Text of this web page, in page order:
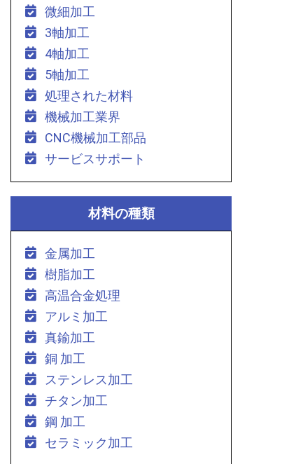
微細加工
3軸加工
4軸加工
5軸加工
処理された材料
機械加工業界
CNC機械加工部品
サービスサポート
材料の種類
金属加工
樹脂加工
高温合金処理
アルミ加工
真鍮加工
銅 加工
ステンレス加工
チタン加工
鋼 加工
セラミック加工